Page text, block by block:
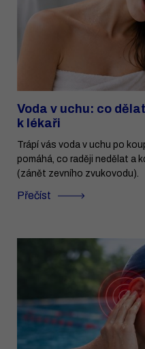
Voda v uchu: co
k lékaři
Trápí vás voda v uchu po
pomáhá, co raději nedělat a
(zánět zevního zvukovodu).
Přečíst